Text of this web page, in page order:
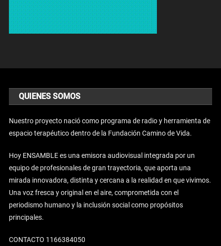
QUIENES SOMOS
Nuestro proyecto nació como programa de radio y herramienta de
espacio terapéutico dentro de la Fundación Camino de Vida.
Hoy ENSAMBLE es una emisora audiovisual integrada por un
equipo de profesionales de gran trayectoria, que aporta una
mirada innovadora, distinta y cercana a la realidad en que vivimos.
Una voz fresca y original en el aire, comprometida con el
periodismo humano y la inclusión social como propósitos
principales.
CONTACTO 1166384050